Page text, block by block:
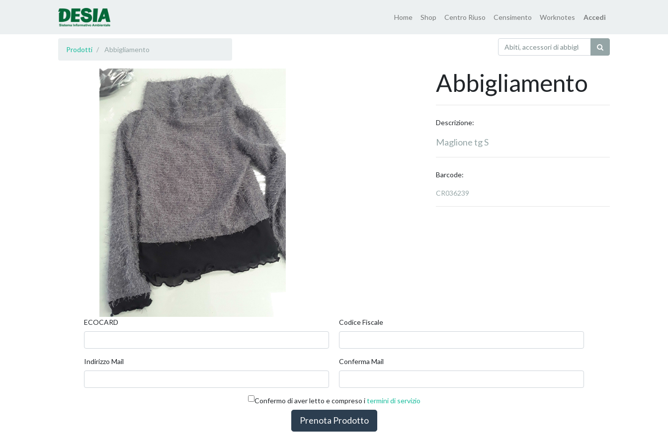
Home Shop Centro Riuso Censimento Worknotes Accedi
Prodotti Abbigliamento
Abbigliamento
Descrizione:
Maglione tg S
Barcode:
CR036239
ECOCARD Codice Fiscale
Indirizzo Mail Conferma Mail
Confermo di aver letto e compreso itermini di servizio
Prenota Prodotto